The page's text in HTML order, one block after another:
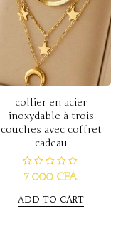
collier en acier
inoxydable à trois
couches avec coffret
cadeau
R
a
e
d
0
7.000CFA
ADD TO CART